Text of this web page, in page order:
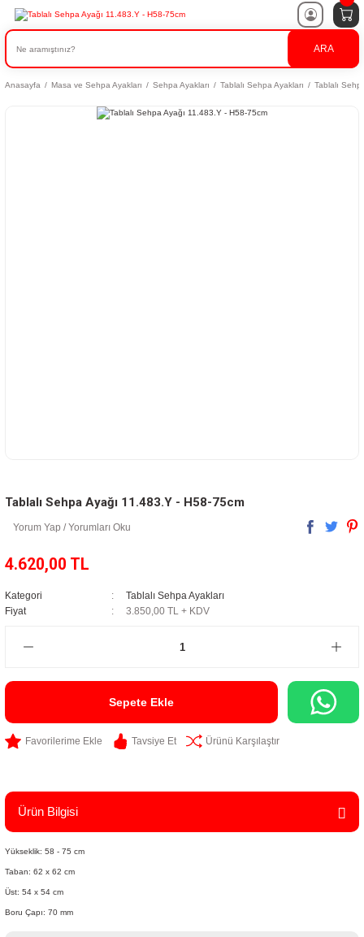
ARA
Anasayfa Masa ve Sehpa Ayakları Sehpa Ayakları Tablalı Sehpa Ayakları Tablalı
Tablalı Sehpa Ayağı 11.483.Y - H58-75cm
Yorum Yap / Yorumları Oku
4.620,00 TL
Kategori
Tablalı Sehpa Ayakları
Fiyat
3.850,00 TL + KDV
Sepete Ekle
Tavsiye Et Ürünü Karşılaştır
Ürün Bilgisi
Yükseklik: 58 - 75 cm
Taban: 62 x 62 cm
Üst: 54 x 54 cm
Boru Çapı: 70 mm